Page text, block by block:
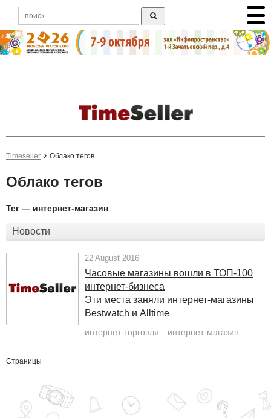
Timeseller Облако тегов
Облако тегов
Тег — интернет-магазин
Новости
22 August 2016
Часовые магазины вошли в ТОП-100
интернет-бизнеса
Эти места заняли интернет-магазины
Bestwatch и Alltime
интернет-торговля интернет-магазин
Страницы